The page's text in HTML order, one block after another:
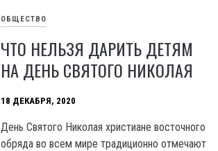
ОБЩЕСТВО
ЧТО НЕЛЬЗЯ ДАРИТЬ ДЕТЯМ
НА ДЕНЬ СВЯТОГО НИКОЛАЯ
18 ДЕКАБРЯ, 2020
День Святого Николая христиане восточного
обряда во всем мире традиционно отмечают